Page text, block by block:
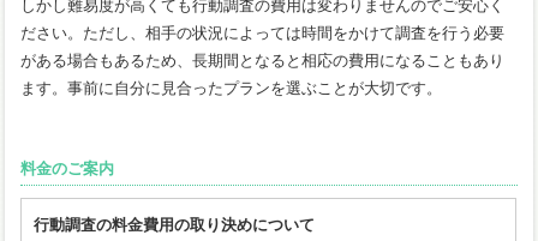
しかし難易度が高くても行動調査の費用は変わりませんのでご安心く
ださい。ただし、相手の状況によっては時間をかけて調査を行う必要
がある場合もあるため、長期間となると相応の費用になることもあり
ます。事前に自分に見合ったプランを選ぶことが大切です。
料金のご案内
行動調査の料金費用の取り決めについて